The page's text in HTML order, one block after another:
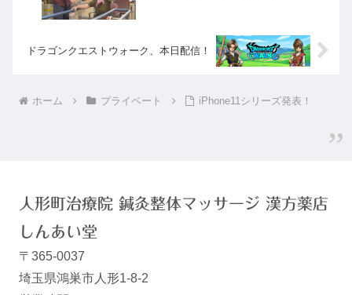
ドラゴンクエストウォーク、本日配信！
ホーム プライベート iPhone11シリーズ発表！
人形町治療院 鍼灸整体マッサージ 漢方薬店
しんあい堂
〒365-0037
埼玉県鴻巣市人形1-8-2